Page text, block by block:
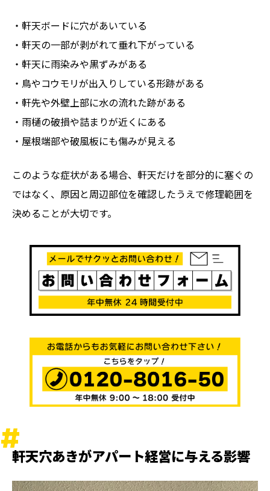
・軒天ボードに穴があいている
・軒天の一部が剥がれて垂れ下がっている
・軒天に雨染みや黒ずみがある
・鳥やコウモリが出入りしている形跡がある
・軒先や外壁上部に水の流れた跡がある
・雨樋の破損や詰まりが近くにある
・屋根端部や破風板にも傷みが見える
このような症状がある場合、軒天だけを部分的に塞ぐの
ではなく、原因と周辺部位を確認したうえで修理範囲を
決めることが大切です。
軒天穴あきがアパート経営に与える影響